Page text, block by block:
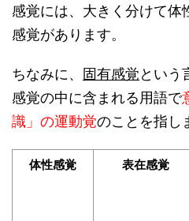
感覚には、大きく分けて体
感覚があります。
ちなみに、 固有感覚という
感覚の中に含まれる用語で
識」の運動覚のことを指し
体性感覚 表在感覚